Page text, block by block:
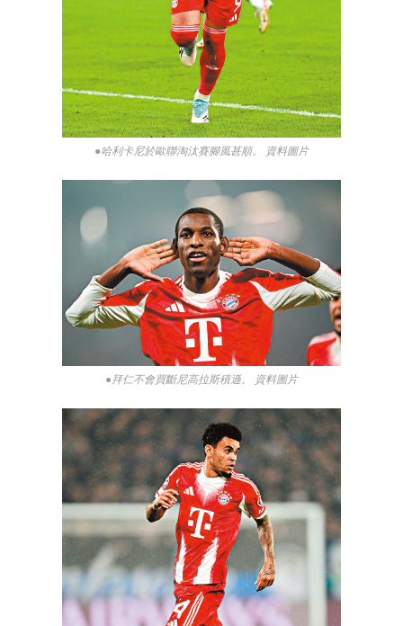
●哈利卡尼於歐聯淘汰賽腳風甚順。 資料圖片
●拜仁不會買斷尼高拉斯積遜。 資料圖片